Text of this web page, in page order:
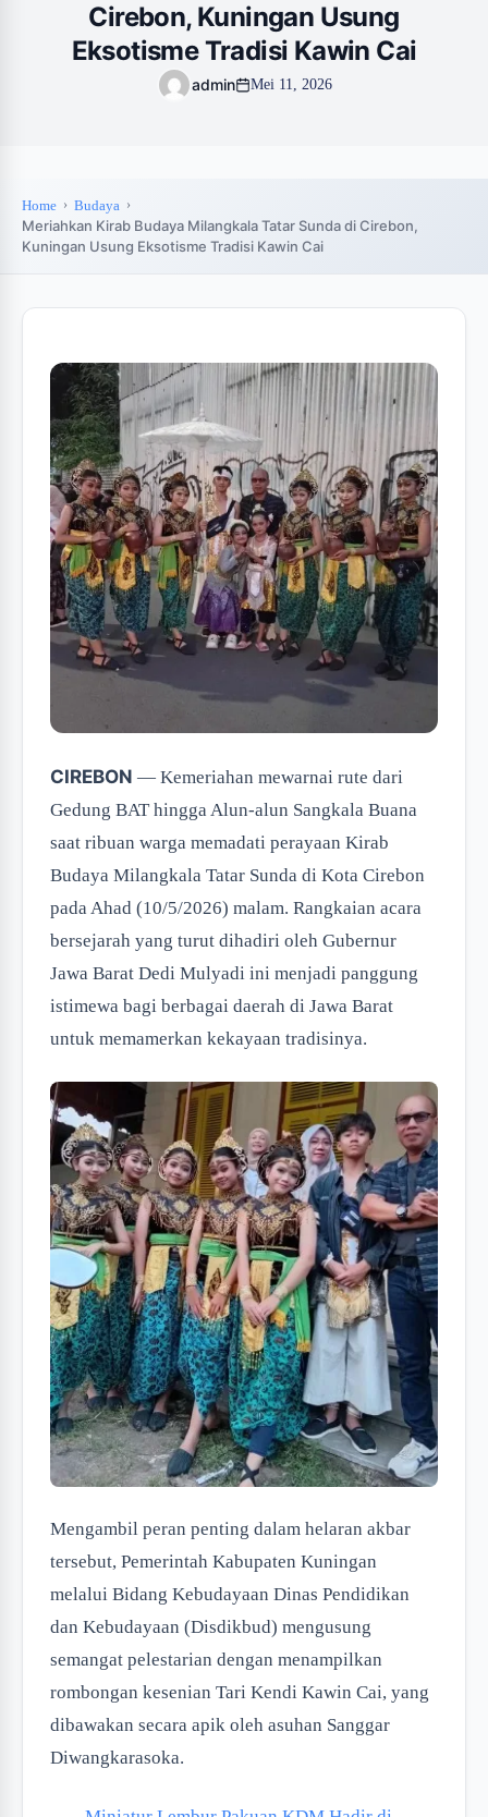
Cirebon, Kuningan Usung
Eksotisme Tradisi Kawin Cai
admin Mei 11, 2026
Home Budaya
Meriahkan Kirab Budaya Milangkala Tatar Sunda di Cirebon,
Kuningan Usung Eksotisme Tradisi Kawin Cai
CIREBON — Kemeriahan mewarnai rute dari
Gedung BAT hingga Alun-alun Sangkala Buana
saat ribuan warga memadati perayaan Kirab
Budaya Milangkala Tatar Sunda di Kota Cirebon
pada Ahad (10/5/2026) malam. Rangkaian acara
bersejarah yang turut dihadiri oleh Gubernur
Jawa Barat Dedi Mulyadi ini menjadi panggung
istimewa bagi berbagai daerah di Jawa Barat
untuk memamerkan kekayaan tradisinya.
Mengambil peran penting dalam helaran akbar
tersebut, Pemerintah Kabupaten Kuningan
melalui Bidang Kebudayaan Dinas Pendidikan
dan Kebudayaan (Disdikbud) mengusung
semangat pelestarian dengan menampilkan
rombongan kesenian Tari Kendi Kawin Cai, yang
dibawakan secara apik oleh asuhan Sanggar
Diwangkarasoka.